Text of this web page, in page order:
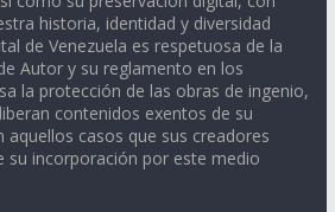
historia, identidad y diversidad
de Venezuela es respetuosa de la
Autor y su reglamento en los
la protección de las obras de ingenio,
contenidos exentos de su
aquellos casos que sus creadores
su incorporación por este medio